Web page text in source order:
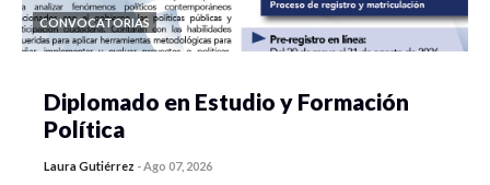
CONVOCATORIAS
Diplomado en Estudio y Formación
Política
Laura Gutiérrez -Ago 07, 2026